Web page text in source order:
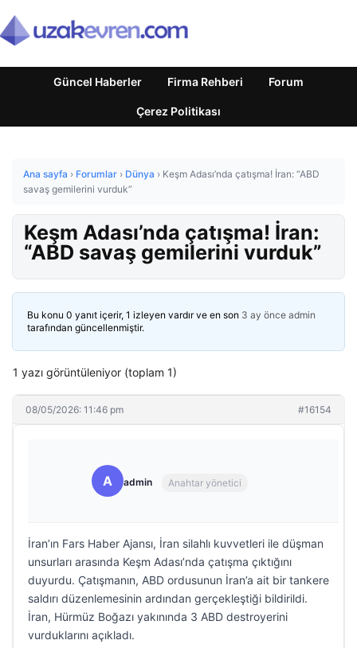
Güncel Haberler Firma Rehberi Forum
Çerez Politikası
Ana sayfa › Forumlar › Dünya › Keşm Adası’nda çatışma! İran: “ABD
savaş gemilerini vurduk”
Keşm Adası’nda çatışma! İran:
“ABD savaş gemilerini vurduk”
Bu konu 0 yanıt içerir, 1 izleyen vardır ve en son 3 ay önce admin
tarafından güncellenmiştir.
1 yazı görüntüleniyor (toplam 1)
08/05/2026: 11:46 pm #16154
A admin Anahtar yönetici
İran’ın Fars Haber Ajansı, İran silahlı kuvvetleri ile düşman
unsurları arasında Keşm Adası’nda çatışma çıktığını
duyurdu. Çatışmanın, ABD ordusunun İran’a ait bir tankere
saldırı düzenlemesinin ardından gerçekleştiği bildirildi.
İran, Hürmüz Boğazı yakınında 3 ABD destroyerini
vurduklarını açıkladı.